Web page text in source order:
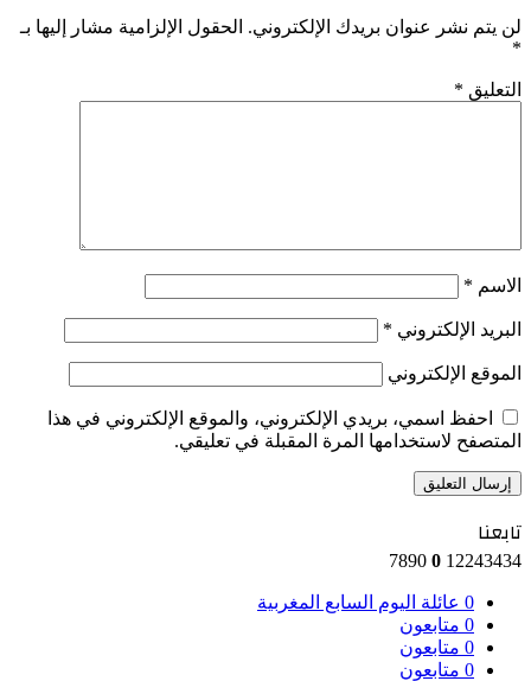
لن يتم نشر عنوان بريدك الإلكتروني. الحقول الإلزامية مشار إليها بـ
*
التعليق *
الاسم *
البريد الإلكتروني *
الموقع الإلكتروني
احفظ اسمي، بريدي الإلكتروني، والموقع الإلكتروني في هذا
المتصفح لاستخدامها المرة المقبلة في تعليقي.
تابعنا
12243434
0
0 عائلة اليوم السابع المغربية
0 متابعون
0 متابعون
0 متابعون